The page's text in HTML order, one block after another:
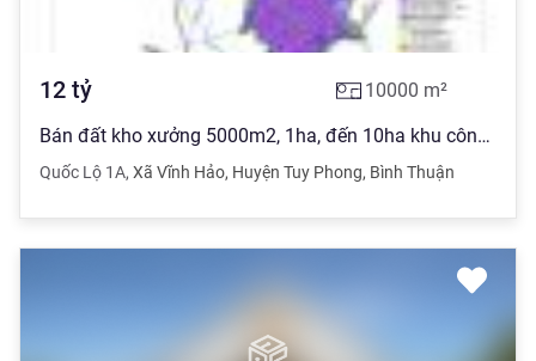
12 tỷ 10000 m²
Bán đất kho xưởng 5000m2, 1ha, đến 10ha khu công nghiệp khu vực cảng Vĩnh Tân, Tuy Phong,
Quốc Lộ 1A, Xã Vĩnh Hảo, Huyện Tuy Phong, Bình Thuận